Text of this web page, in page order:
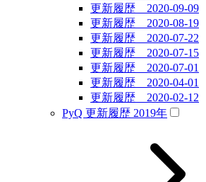
更新履歴 2020-09-09
更新履歴 2020-08-19
更新履歴 2020-07-22
更新履歴 2020-07-15
更新履歴 2020-07-01
更新履歴 2020-04-01
更新履歴 2020-02-12
PyQ 更新履歴 2019年